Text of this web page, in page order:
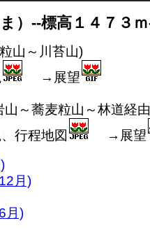
）--標高１４７３
山～川苔山)
→展望
～蕎麦粒山～林道経
行程地図 →展望
月)
月)